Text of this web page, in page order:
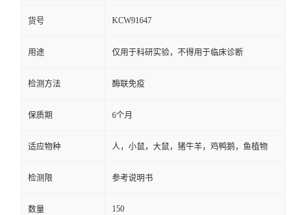
货号 KCW91647
用途 仅用于科研实验，不得用于临床诊断
检测方法 酶联免疫
保质期 6个月
适应物种 人，小鼠，大鼠，猪牛羊，鸡鸭鹅，鱼植物
检测限 参考说明书
数量 150